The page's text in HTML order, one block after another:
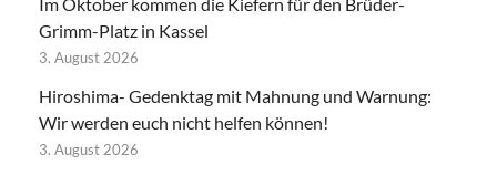
Grimm-Platz in Kassel
3. August 2026
Hiroshima- Gedenktag mit Mahnung und Warnung:
Wir werden euch nicht helfen können!
3. August 2026